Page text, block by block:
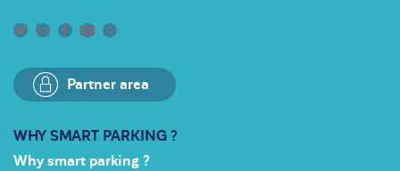
Partner area
WHY SMART PARKING ?
Why smart parking ?